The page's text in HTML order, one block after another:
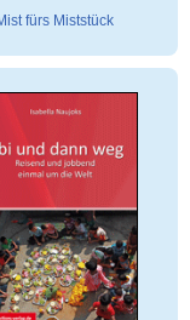
fürs Miststück